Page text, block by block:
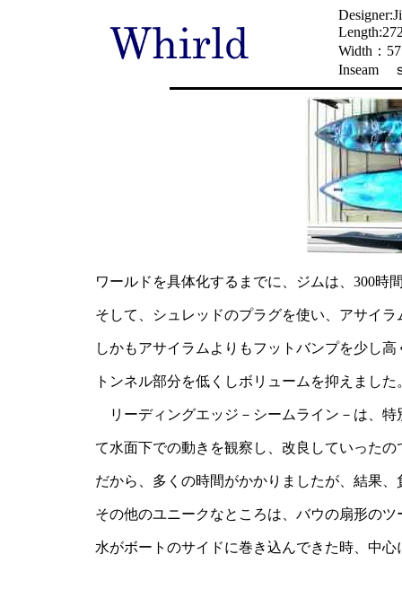
Width：
Inseam
ワールドを具体化するまでに、ジムは、300時
そして、シュレッドのプラグを使い、アサイ
しかもアサイラムよりもフットバンプを少し
トンネル部分を低くしボリュームを抑えました
リーディングエッジ－シームライン－は、
て水面下での動きを観察し、改良していったの
だから、多くの時間がかかりましたが、結果
その他のユニークなところは、バウの扇形の
水がボートのサイドに巻き込んできた時、中